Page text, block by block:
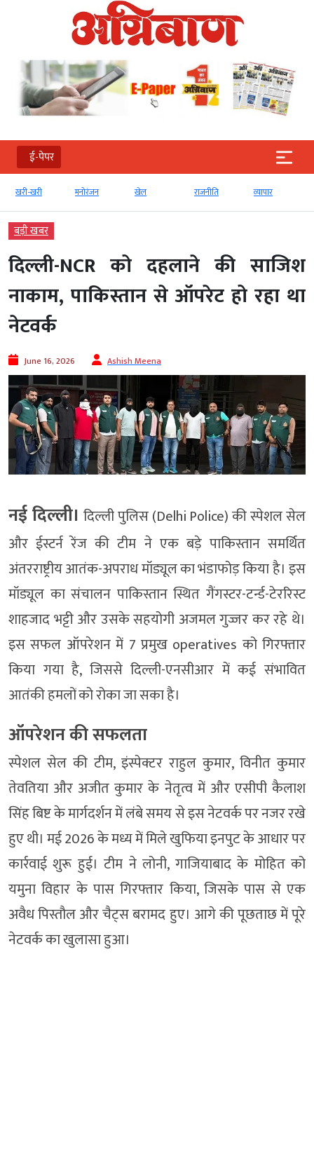
ई-पेपर
खरी-खरी मनोरंजन खेल राजनीति व्‍यापार
बड़ी खबर
दिल्ली-NCR को दहलाने की साजिश
नाकाम, पाकिस्तान से ऑपरेट हो रहा था
नेटवर्क
June 16, 2026 Ashish Meena
नई दिल्ली। दिल्ली पुलिस (Delhi Police) की स्पेशल सेल
और ईस्टर्न रेंज की टीम ने एक बड़े पाकिस्तान समर्थित
अंतरराष्ट्रीय आतंक-अपराध मॉड्यूल का भंडाफोड़ किया है। इस
मॉड्यूल का संचालन पाकिस्तान स्थित गैंगस्टर-टर्न्ड-टेररिस्ट
शाहजाद भट्टी और उसके सहयोगी अजमल गुज्जर कर रहे थे।
इस सफल ऑपरेशन में 7 प्रमुख operatives को गिरफ्तार
किया गया है, जिससे दिल्ली-एनसीआर में कई संभावित
आतंकी हमलों को रोका जा सका है।
ऑपरेशन की सफलता
स्पेशल सेल की टीम, इंस्पेक्टर राहुल कुमार, विनीत कुमार
तेवतिया और अजीत कुमार के नेतृत्व में और एसीपी कैलाश
सिंह बिष्ट के मार्गदर्शन में लंबे समय से इस नेटवर्क पर नजर रखे
हुए थी। मई 2026 के मध्य में मिले खुफिया इनपुट के आधार पर
कार्रवाई शुरू हुई। टीम ने लोनी, गाजियाबाद के मोहित को
यमुना विहार के पास गिरफ्तार किया, जिसके पास से एक
अवैध पिस्तौल और चैट्स बरामद हुए। आगे की पूछताछ में पूरे
नेटवर्क का खुलासा हुआ।